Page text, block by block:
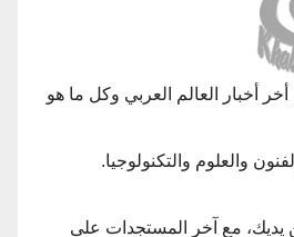
أخبار العالم العربي وكل ما هو
والعلوم والتكنولوجيا.
يديك، مع آخر المستجدات على